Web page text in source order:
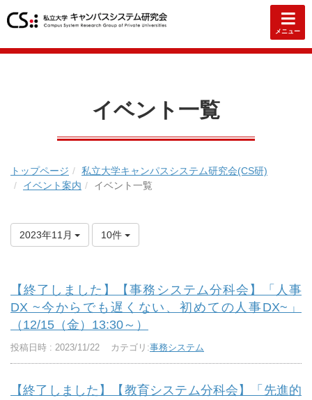
メニュー
イベント一覧
トップページ
私立大学キャンパスシステム研究会(CS研)
イベント案内
イベント一覧
2023年11月 10件
【終了しました】【事務システム分科会】「人事
DX ~今からでも遅くない、初めての人事DX~」
（12/15（金）13:30～）
投稿日時 : 2023/11/22 カテゴリ:事務システム
【終了しました】【教育システム分科会】「先進的